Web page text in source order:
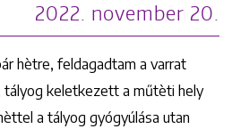
2022. november 20.
hètre, feldagadtam a varrat
tályog keletkezett a műtèti hely
a tályog gyógyúlása utan